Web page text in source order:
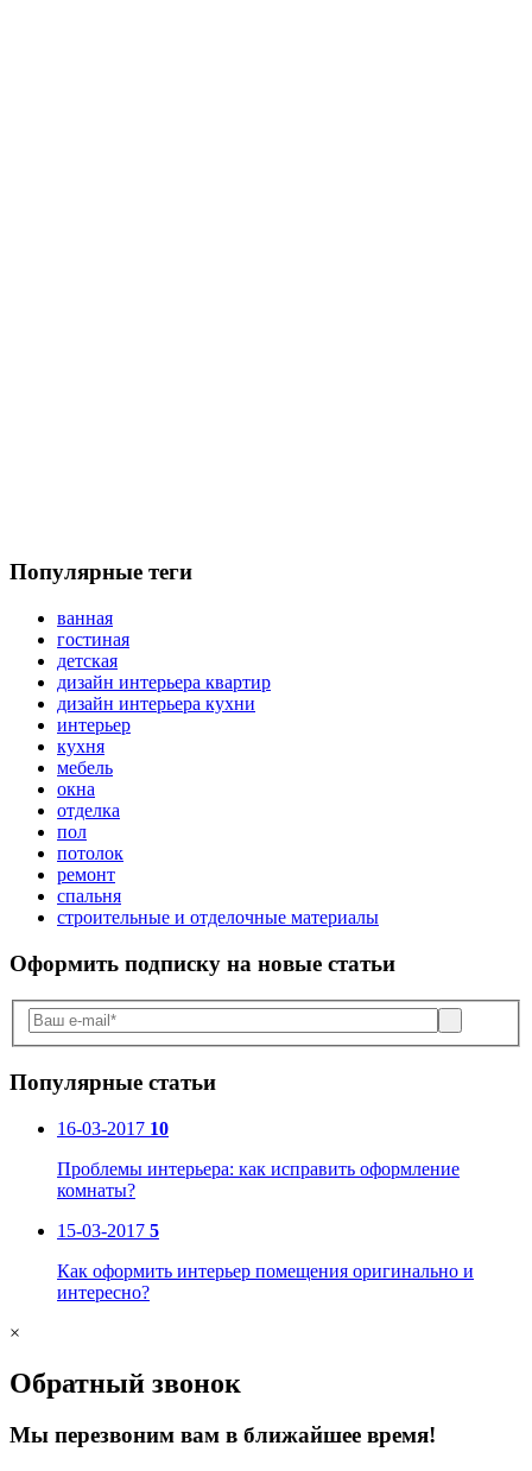
Популярные теги
ванная
гостиная
детская
дизайн интерьера квартир
дизайн интерьера кухни
интерьер
кухня
мебель
окна
отделка
пол
потолок
ремонт
спальня
строительные и отделочные материалы
Оформить подписку на новые статьи
Популярные статьи
16-03-2017 10
Проблемы интерьера: как исправить оформление
комнаты?
15-03-2017 5
Как оформить интерьер помещения оригинально и
интересно?
×
Обратный звонок
Мы перезвоним вам в ближайшее время!